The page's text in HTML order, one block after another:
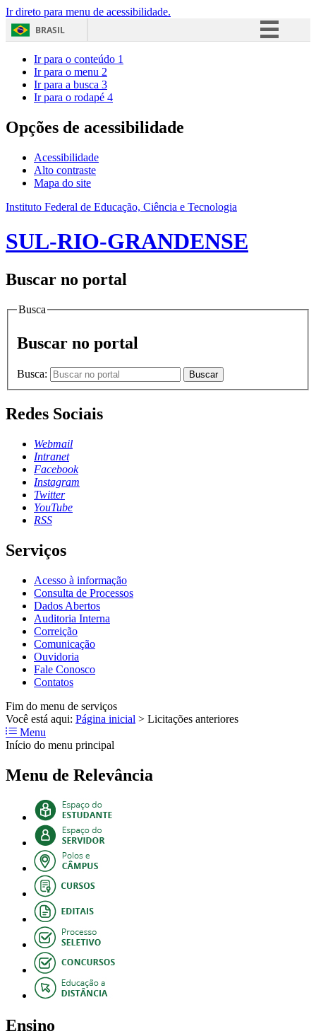
Ir direto para menu de acessibilidade.
BRASIL
Acesso à informação
Ir para o conteúdo 1
Ir para o menu 2
Ir para a busca 3
Ir para o rodapé 4
Opções de acessibilidade
Acessibilidade
Alto contraste
Mapa do site
Instituto Federal de Educação, Ciência e Tecnologia
SUL-RIO-GRANDENSE
Buscar no portal
Busca
Buscar no portal
Busca: Buscar
Redes Sociais
Webmail
Intranet
Facebook
Instagram
Twitter
YouTube
RSS
Serviços
Acesso à informação
Consulta de Processos
Dados Abertos
Auditoria Interna
Correição
Comunicação
Ouvidoria
Fale Conosco
Contatos
Fim do menu de serviços
Você está aqui: Página inicial > Licitações anteriores
Menu
Início do menu principal
Menu de Relevância
Ensino